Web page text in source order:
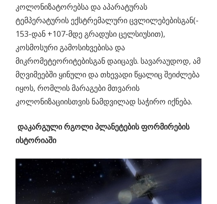
კოლონიზატორებსა და აპარატურას
ტემპერატურის ექსტრემალური ცვლილებებისგან(-
153-დან +107-მდე გრადუსი ცელსიუსით),
კოსმოსური გამოსიხვებისა და
მიკრომეტეორიტებისგან დაიცავს. სავარაუდოდ, ამ
მღვიმეებში ყინული და თხევადი წყალიც შეიძლება
იყოს, რომლის მარაგები მთვარის
კოლონიზაციისთვის ნამდვილად საჭირო იქნება.
დაკარგული რგოლი პლანეტების ფორმირების
ისტორიაში